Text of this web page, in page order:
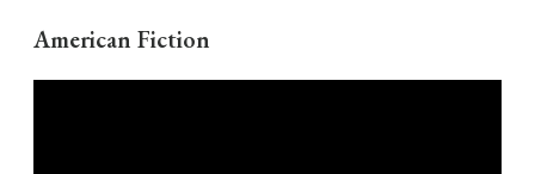
American Fiction